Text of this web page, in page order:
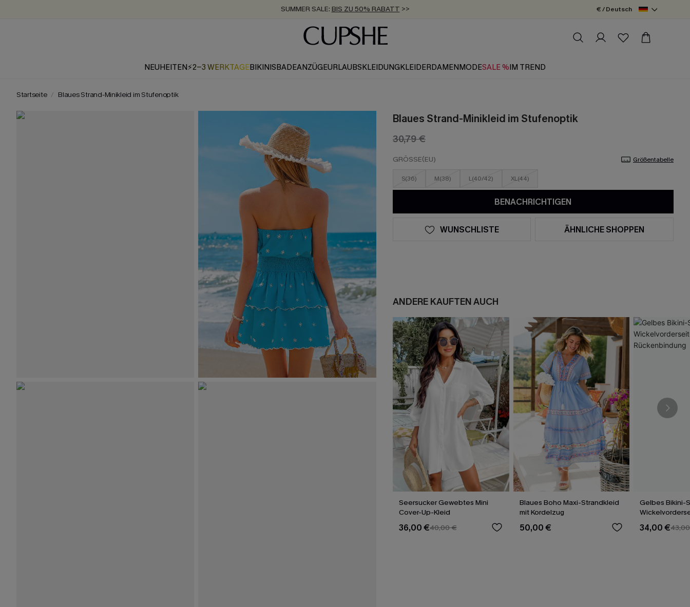
SUMMER SALE: BIS ZU 50% RABATT >>
ZUM NEWSLETTER:BIS ZU -20% EXTRA ERHALTEN
KOSTENLOSER VERSAND AB 89 €
€ / Deutsch
NEUHEITEN⚡2-3 WERKTAGEBIKINISBADEANZÜGEURLAUBSKLEIDUNGKLEIDERDAMENMODESALE %IM TREND
Startseite Blaues Strand-Minikleid im Stufenoptik
Blaues Strand-Minikleid im Stufenoptik
30,79 €
GRÖSSE(EU) Größentabelle
S(36) M(38) L(40/42) XL(44)
BENACHRICHTIGEN
WUNSCHLISTE ÄHNLICHE SHOPPEN
ANDERE KAUFTEN AUCH
Seersucker Gewebtes Mini
Cover-Up-Kleid
36,00 €40,00 €
Blaues Boho Maxi-Strandkleid
mit Kordelzug
50,00 €
Gelbes Bikini-
34,00 €